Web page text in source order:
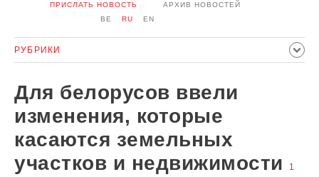
ПРИСЛАТЬ НОВОСТЬ
АРХИВ НОВОСТЕЙ
BE
RU EN
РУБРИКИ
ПРОИСШЕСТВИЯ СПОРТ КУЛЬТУРА ИСТОРИЯ
МНЕНИЕ ИНТЕРВЬЮ ТЕХНОЛОГИИ ЗДОРОВЬЕ
АВТО ОТДЫХ ОБХОД БЛОКИРОВКИ И СОЛИДАРНОСТЬ
КОРОНАВИРУС БЕЛАРУСЬ В НАТО
Для белорусов ввели
изменения, которые
касаются земельных
участков и недвижимости
1